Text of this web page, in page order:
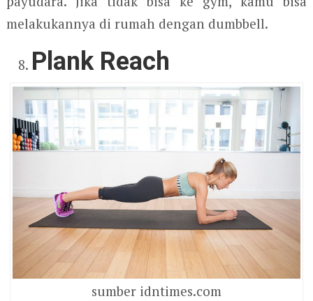
melakukannya di rumah dengan dumbbell.
Plank Reach
sumber idntimes.com